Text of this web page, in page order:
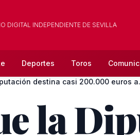
DIGITAL INDEPENDIENTE DE SEVILLA
Deportes Toros
destina casi 200.000 euros
la